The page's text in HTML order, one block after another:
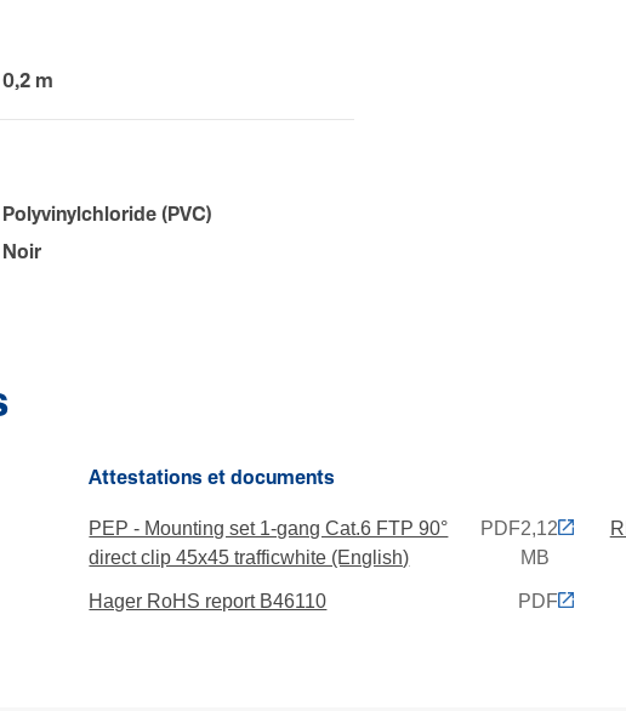
0,2 m
Poly­vi­nyl­chlo­ride (PVC)
Noir
Attestations et documents
PEP - Mounting set 1-gang Cat.6 FTP 90°
direct clip 45x45 trafficwhite (English)
PDF2,12
MB
Hager RoHS report B46110 PDF